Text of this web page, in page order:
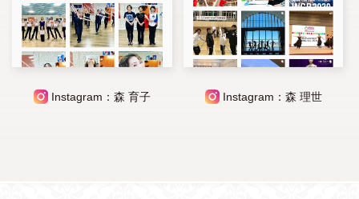
Instagram：森 育子 Instagram：森 理世